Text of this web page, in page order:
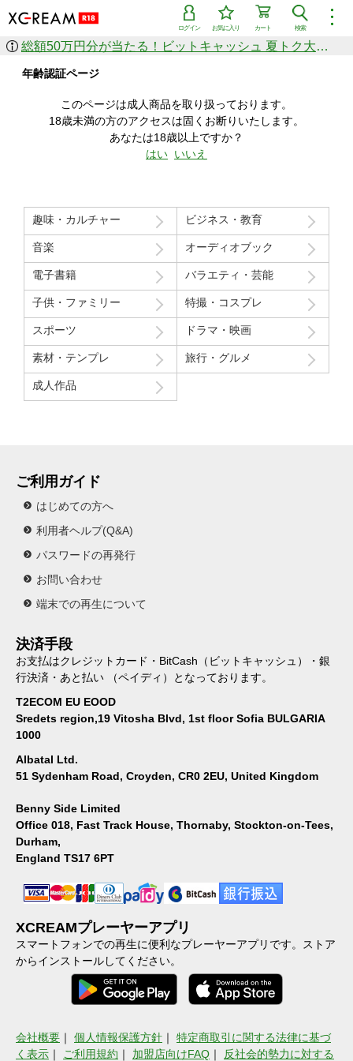
︙
検索
カート
お気に入り
ログイン
作品を探す
ジャンル
シリーズ
人気のセール中商品
新着セール中商品
すべての作品から探す
価格の安い順
価格の高い順
月間ランキング
年間ランキング
総額50万円分が当たる！ビットキャッシュ 夏トク大感謝祭
年齢認証ページ
このページは成人商品を取り扱っております。
18歳未満の方のアクセスは固くお断りいたします。
あなたは18歳以上ですか？
はい いいえ
趣味・カルチャー ビジネス・教育
音楽 オーディオブック
電子書籍 バラエティ・芸能
子供・ファミリー 特撮・コスプレ
スポーツ ドラマ・映画
素材・テンプレ 旅行・グルメ
成人作品
ご利用ガイド
はじめての方へ
利用者ヘルプ(Q&A)
パスワードの再発行
お問い合わせ
端末での再生について
決済手段
お支払はクレジットカード・BitCash（ビットキャッシュ）・銀
行決済・あと払い （ペイディ）となっております。
T2ECOM EU EOOD
Sredets region,19 Vitosha Blvd, 1st floor Sofia BULGARIA
1000
Albatal Ltd.
51 Sydenham Road, Croyden, CR0 2EU, United Kingdom
Benny Side Limited
Office 018, Fast Track House, Thornaby, Stockton-on-Tees,
Durham,
England TS17 6PT
XCREAMプレーヤーアプリ
スマートフォンでの再生に便利なプレーヤーアプリです。ストア
からインストールしてください。
会社概要 ｜ 個人情報保護方針 ｜ 特定商取引に関する法律に基づ
く表示 ｜ ご利用規約 ｜ 加盟店向けFAQ ｜ 反社会的勢力に対する